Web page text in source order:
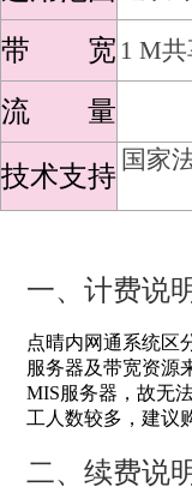
带 宽 1 M
流 量
技术支持
国家
一、计费说
点晴内网通系统区
服务器及带宽资源
MIS服务器，故无
工人数较多，建议
二、续费说